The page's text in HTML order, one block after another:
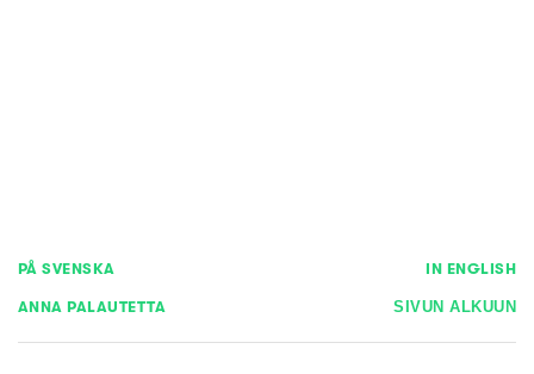
PÅ SVENSKA IN ENGLISH
ANNA PALAUTETTA SIVUN ALKUUN